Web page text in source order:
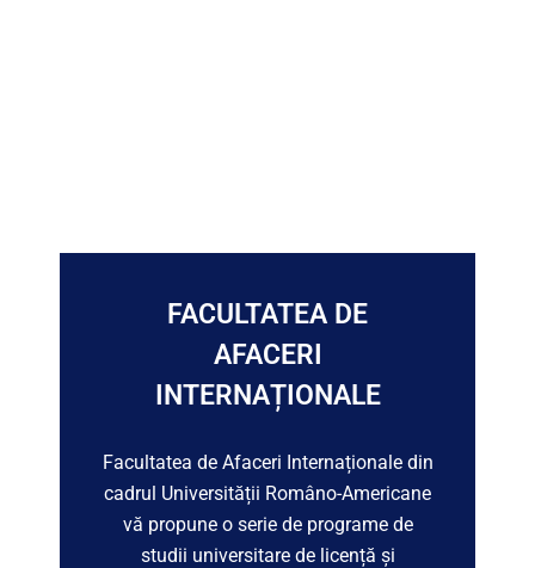
FACULTATEA DE
AFACERI
INTERNAȚIONALE
Facultatea de Afaceri Internaționale din
cadrul Universității Româno-Americane
vă propune o serie de programe de
studii universitare de licență și